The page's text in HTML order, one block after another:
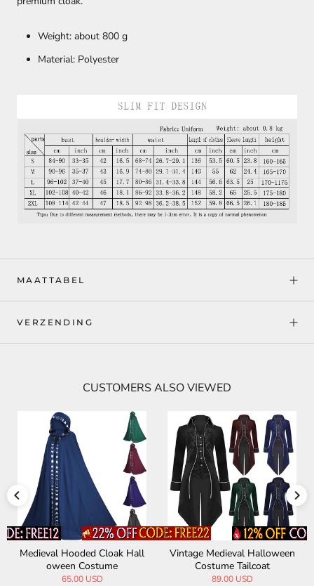
Weight: about 800 g
Material: Polyester
MAATTABEL
VERZENDING
CUSTOMERS ALSO VIEWED
Medieval Hooded Cloak Hall
oween Costume
65.00 USD
Vintage Medieval Halloween
Costume Tailcoat
89.00 USD